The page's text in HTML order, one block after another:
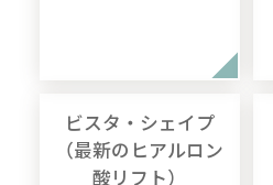
ビスタ・シェイプ
（最新のヒアルロン
酸リフト）